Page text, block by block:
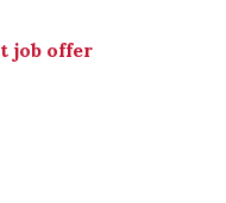
job offer